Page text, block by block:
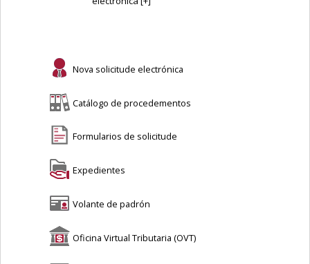
Nova solicitude electrónica
Catálogo de procedementos
Formularios de solicitude
Expedientes
Volante de padrón
Oficina Virtual Tributaria (OVT)